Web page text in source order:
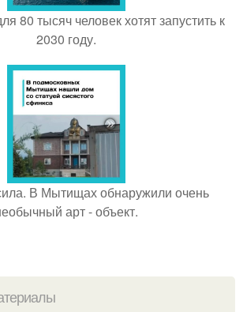
80 тысяч человек хотят запустить к
2030 году.
В Мытищах обнаружили очень
арт - объект.